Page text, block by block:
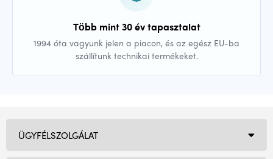
Több mint 30 év tapasztalat
1994 óta vagyunk jelen a piacon, és az egész EU-ba
szállítunk technikai termékeket.
ÜGYFÉLSZOLGÁLAT